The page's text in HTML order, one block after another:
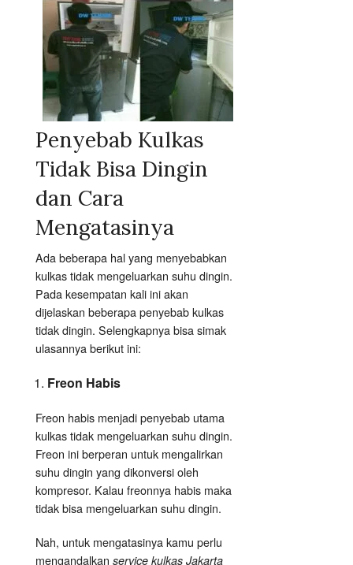
Penyebab Kulkas
Tidak Bisa Dingin
dan Cara
Mengatasinya
Ada beberapa hal yang menyebabkan
kulkas tidak mengeluarkan suhu dingin.
Pada kesempatan kali ini akan
dijelaskan beberapa penyebab kulkas
tidak dingin. Selengkapnya bisa simak
ulasannya berikut ini:
Freon Habis
Freon habis menjadi penyebab utama
kulkas tidak mengeluarkan suhu dingin.
Freon ini berperan untuk mengalirkan
suhu dingin yang dikonversi oleh
kompresor. Kalau freonnya habis maka
tidak bisa mengeluarkan suhu dingin.
Nah, untuk mengatasinya kamu perlu
mengandalkan service kulkas Jakarta